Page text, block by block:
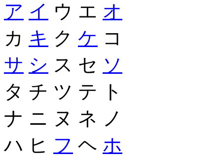
ア イ ウ エ オ
カ キ ク ケ コ
サ シ ス セ ソ
タ チ ツ テ ト
ナ ニ ヌ ネ ノ
ハ ヒ フ ヘ ホ